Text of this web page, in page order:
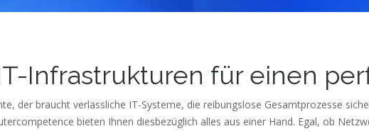
Infrastrukturen für einen
der braucht verlässliche IT-Systeme, die reibungslose Gesamtprozesse
bieten Ihnen diesbezüglich alles aus einer Hand. Egal, ob